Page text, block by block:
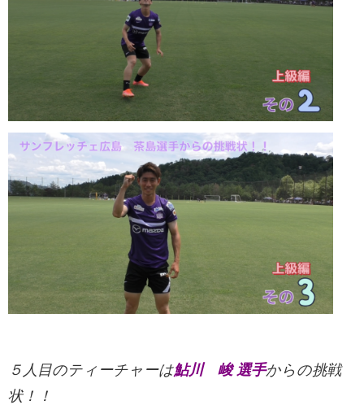
５人目のティーチャーは鮎川 峻 選手からの挑戦
状！！